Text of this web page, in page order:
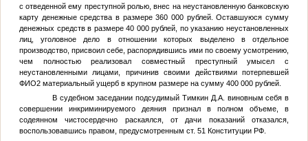
с отведенной ему преступной ролью, внес на неустановленную банковскую
карту денежные средства в размере 360 000 рублей. Оставшуюся сумму
денежных средств в размере 40 000 рублей, по указанию неустановленных
лиц, уголовное дело в отношении которых выделено в отдельное
производство, присвоил себе, распорядившись ими по своему усмотрению,
чем полностью реализовал совместный преступный умысел с
неустановленными лицами, причинив своими действиями потерпевшей
ФИО2материальный ущерб в крупном размере на сумму 400 000 рублей.
В судебном заседании подсудимый Тимкин Д.А. виновным себя в
совершении инкриминируемого деяния признал в полном объеме, в
содеянном чистосердечно раскаялся, от дачи показаний отказался,
воспользовавшись правом, предусмотренным ст. 51 Конституции РФ.